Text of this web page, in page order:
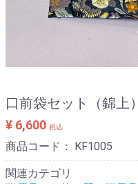
口前袋セット（錦上）
¥ 6,600 税込
商品コード： KF1005
関連カテゴリ